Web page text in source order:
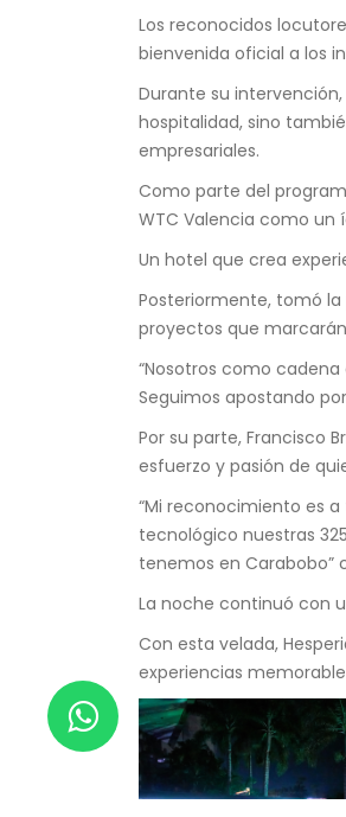
Los reconocidos
bienvenida oficial a los
Durante su
hospitalidad, sino
empresariales.
Como parte del
WTC Valencia como un
Un hotel que crea
Posteriormente, tomó la
proyectos que
“Nosotros como
Seguimos apostando
Por su parte, Francisco
esfuerzo y pasión de
“Mi reconocimiento es
tecnológico nuestras
tenemos en Carabobo”
La noche continuó con
Con esta velada,
experiencias